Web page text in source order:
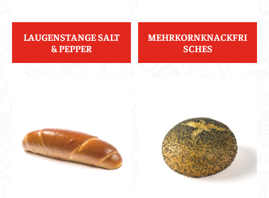
LAUGENSTANGE SALT
& PEPPER
MEHRKORNKNACKFRI
SCHES